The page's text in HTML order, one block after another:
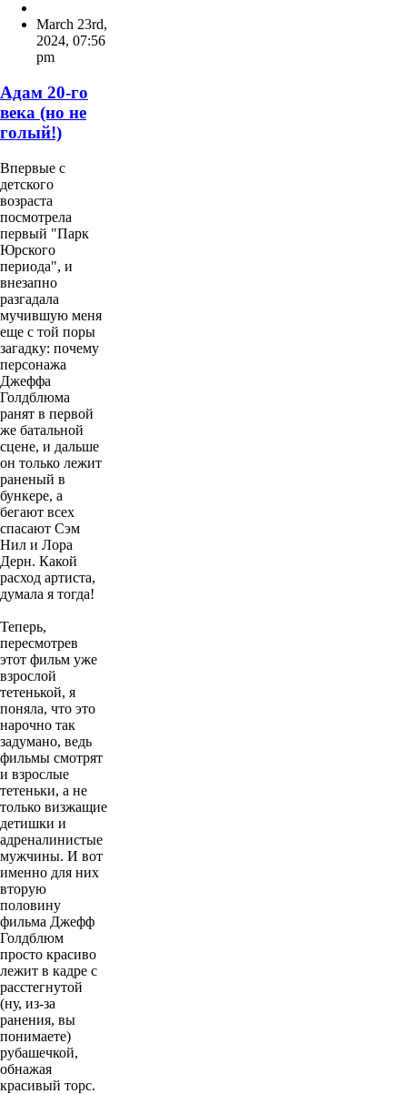
March 23rd,
2024, 07:56
pm
Адам 20-го
века (но не
голый!)
Впервые с
детского
возраста
посмотрела
первый "Парк
Юрского
периода", и
внезапно
разгадала
мучившую меня
еще с той поры
загадку: почему
персонажа
Джеффа
Голдблюма
ранят в первой
же батальной
сцене, и дальше
он только лежит
раненый в
бункере, а
бегают всех
спасают Сэм
Нил и Лора
Дерн. Какой
расход артиста,
думала я тогда!
Теперь,
пересмотрев
этот фильм уже
взрослой
тетенькой, я
поняла, что это
нарочно так
задумано, ведь
фильмы смотрят
и взрослые
тетеньки, а не
только визжащие
детишки и
адреналинистые
мужчины. И вот
именно для них
вторую
половину
фильма Джефф
Голдблюм
просто красиво
лежит в кадре с
расстегнутой
(ну, из-за
ранения, вы
понимаете)
рубашечкой,
обнажая
красивый торс.